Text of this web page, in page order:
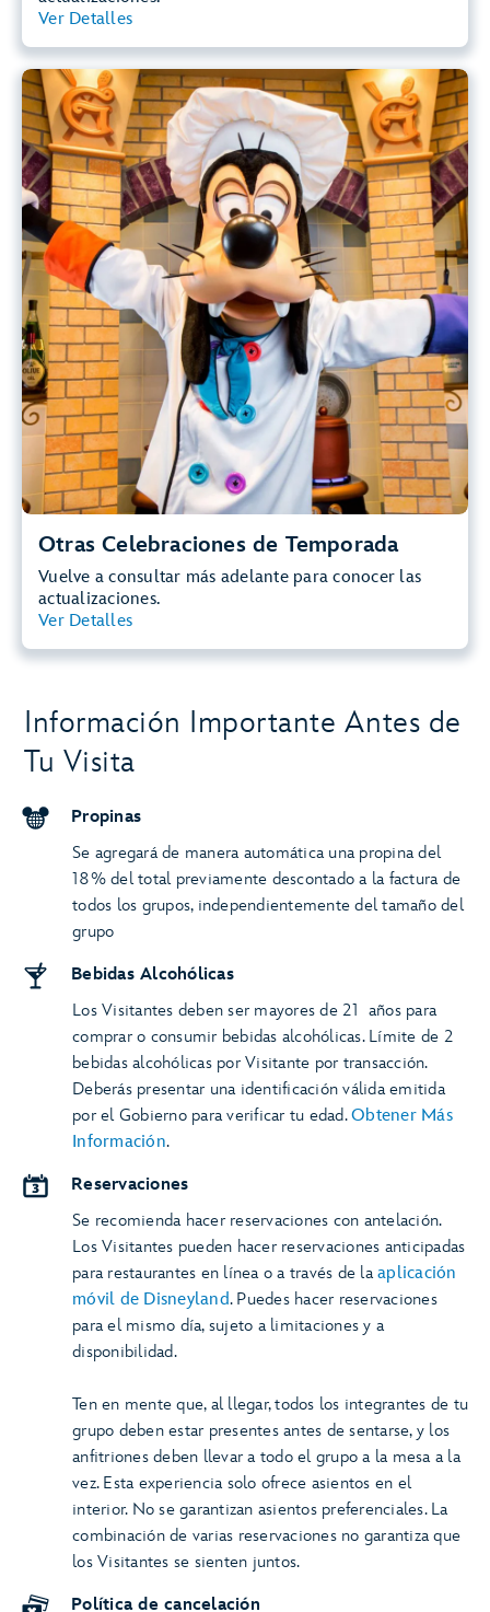
Ver Detalles
Otras Celebraciones de Temporada
Vuelve a consultar más adelante para conocer las
actualizaciones.
Ver Detalles
Otras Celebraciones de Temporada
Disfruta de un festín abundante en diferentes días festivos
con Goofy y sus amigos, vestidos para celebrar la ocasión.
Información Importante Antes de
Tu Visita
Propinas
Se agregará de manera automática una propina del
18% del total previamente descontado a la factura de
todos los grupos, independientemente del tamaño del
grupo
Bebidas Alcohólicas
Los Visitantes deben ser mayores de 21 años para
comprar o consumir bebidas alcohólicas. Límite de 2
bebidas alcohólicas por Visitante por transacción.
Deberás presentar una identificación válida emitida
por el Gobierno para verificar tu edad.Obtener Más
Información.
Reservaciones
Se recomienda hacer reservaciones con antelación.
Los Visitantes pueden hacer reservaciones anticipadas
para restaurantes en línea o a través de laaplicación
móvil de Disneyland. Puedes hacer reservaciones
para el mismo día, sujeto a limitaciones y a
disponibilidad.
Ten en mente que, al llegar, todos los integrantes de tu
grupo deben estar presentes antes de sentarse, y los
anfitriones deben llevar a todo el grupo a la mesa a la
vez. Esta experiencia solo ofrece asientos en el
interior. No se garantizan asientos preferenciales. La
combinación de varias reservaciones no garantiza que
los Visitantes se sienten juntos.
Política de cancelación